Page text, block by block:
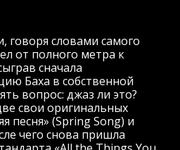
говоря словами самого
от полного метра к
сначала
Баха в собственной
вопрос: джаз ли это?
свои оригинальных
песня» (Spring Song) и
чего снова пришла